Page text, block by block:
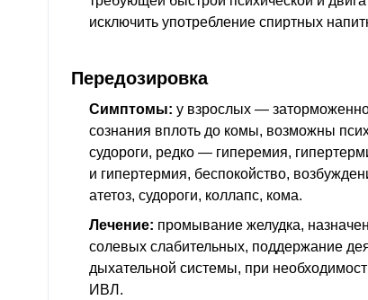
исключить употребление спиртных
Передозировка
Симптомы: у взрослых —
сознания вплоть до комы, возможны
судороги, редко — гиперемия,
и гипертермия, беспокойство,
атетоз, судороги, коллапс, кома.
Лечение: промывание желудка,
солевых слабительных, поддержание
дыхательной системы, при
ИВЛ .